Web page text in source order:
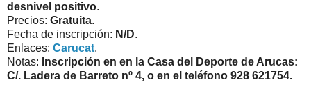
desnivel positivo.
Precios: Gratuita.
Fecha de inscripción: N/D.
Enlaces: Carucat.
Notas: Inscripción en en la Casa del Deporte de Arucas:
C/. Ladera de Barreto nº 4, o en el teléfono 928 621754.